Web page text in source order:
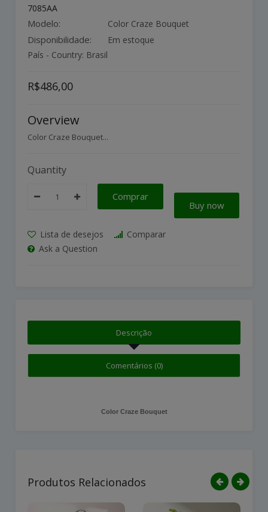
7085AA
Modelo: Color Craze Bouquet
Disponibilidade:
Em estoque
País - Country: Brasil
R$486,00
Overview
Color Craze Bouquet...
Quantity
Comprar
Buy now
Lista de desejos
Comparar
Ask a Question
Descrição
Comentários (0)
Color Craze Bouquet
Produtos Relacionados